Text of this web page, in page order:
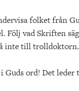
folket från
Följ vad Skriften
inte till
Guds ord! Det